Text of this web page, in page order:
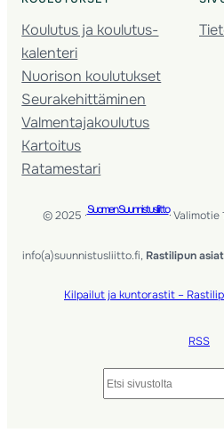
Koulutus ja koulutus­
kalenteri
Nuorison koulutukset
Seura­kehittäminen
Valmentaja­koulutus
Kartoitus
Ratamestari
© 2025 ·Suomen Suunnistusliitto·
info(a)suunnistusliitto.fi, Rastilipun asiat
Kilpailut ja kuntorastit –
RSS
Etsi